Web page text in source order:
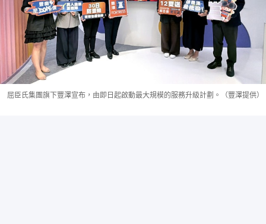
屈臣氏集團旗下豐澤宣布，由即日起啟動最大規模的服務升級計劃。（豐澤提供）